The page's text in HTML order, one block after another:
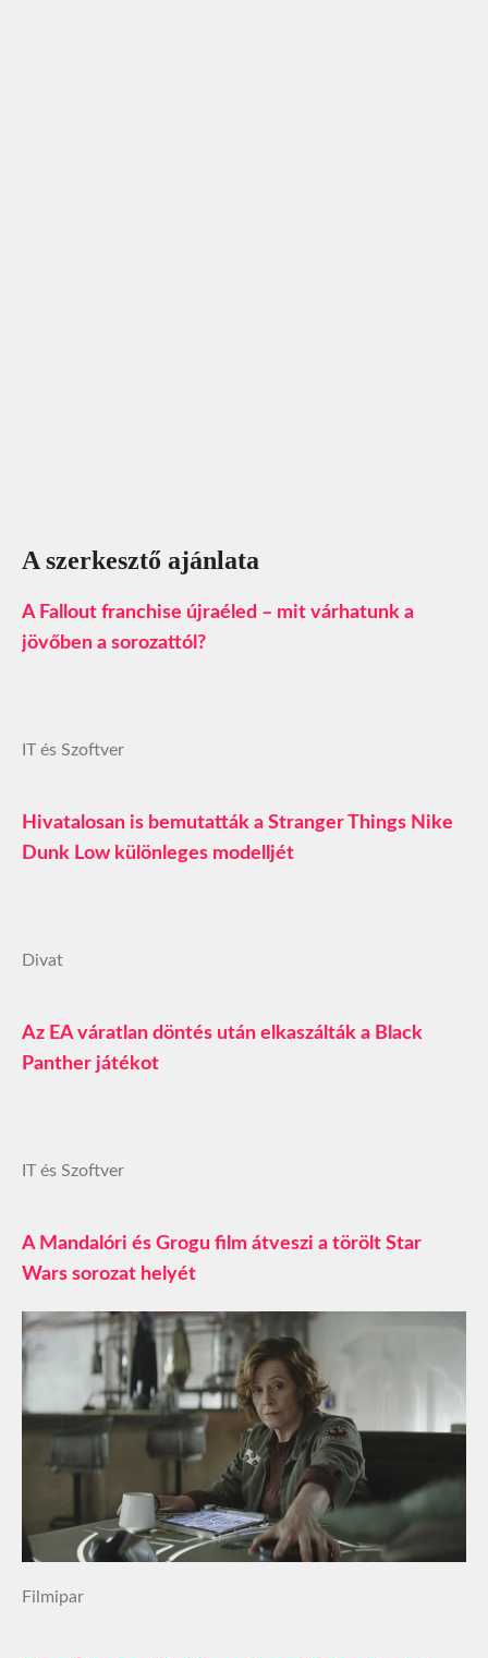
A szerkesztő ajánlata
A Fallout franchise újraéled – mit várhatunk a
jövőben a sorozattól?
IT és Szoftver
Hivatalosan is bemutatták a Stranger Things Nike
Dunk Low különleges modelljét
Divat
Az EA váratlan döntés után elkaszálták a Black
Panther játékot
IT és Szoftver
A Mandalóri és Grogu film átveszi a törölt Star
Wars sorozat helyét
Filmipar